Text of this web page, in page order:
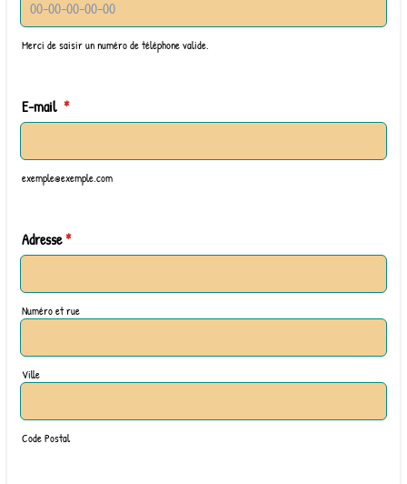
Merci de saisir un numéro de téléphone valide.
E-mail *
exemple@exemple.com
Adresse*
Numéro et rue
Ville
Code Postal